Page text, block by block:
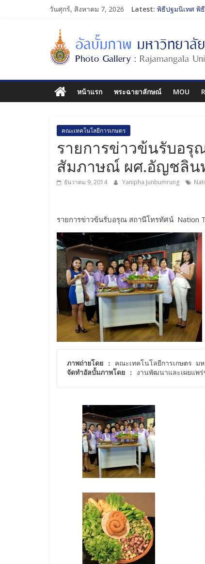
วันศุกร์, สิงหาคม 7, 2026 Latest: พิธีปฐมนิเทศ พิ
รับน้องเข้าคณะ
พิธีปฐมนิเทศ พิ
หน้าแรก พระฉายาลักษณ์ MOU
คณะเทคโนโลยีการเกษตร
รายการข่าวข้นรับอรุ
สัมภาษณ์ ผศ.อัญชลิน
ธันวาคม 9, 2014 Yanipha Junbumrung
รายการข่าวข้นรับอรุณ สถานีโทรทัศน์ Nation
ภาพถ่ายโดย :
จัดทำอัลบั้มภาพโดย :
งานพัฒนาและเผยแพ